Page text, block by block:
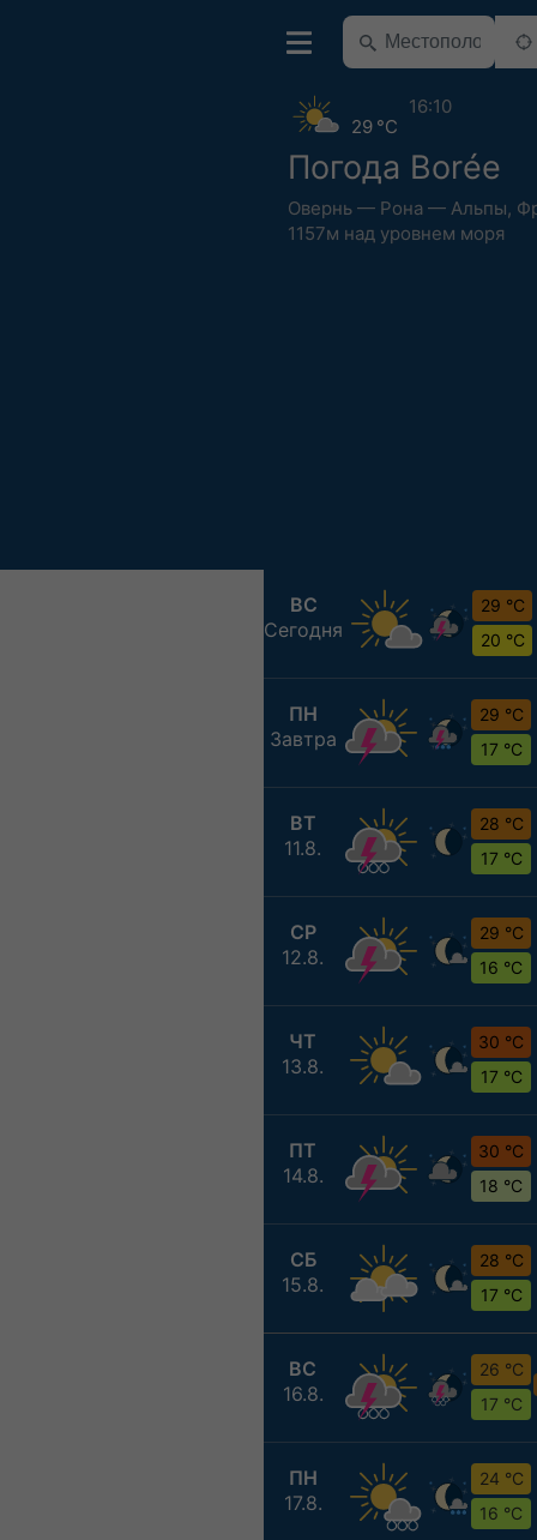
Погода Borée
Овернь — Рона — Альпы,
1157м над уровнем моря
29 °C
16:10
ВС
Сегодня
29 °C
20 °C
ПН
Завтра
29 °C
17 °C
ВТ
11.8.
28 °C
17 °C
СР
12.8.
29 °C
16 °C
ЧТ
13.8.
30 °C
17 °C
ПТ
14.8.
30 °C
18 °C
СБ
15.8.
28 °C
17 °C
ВС
16.8.
26 °C
17 °C
ПН
17.8.
24 °C
16 °C